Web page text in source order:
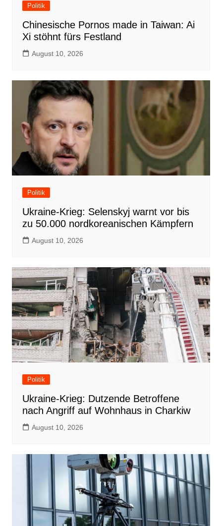
Politik
Chinesische Pornos made in Taiwan: Ai
Xi stöhnt fürs Festland
August 10, 2026
Politik
Ukraine-Krieg: Selenskyj warnt vor bis
zu 50.000 nordkoreanischen Kämpfern
August 10, 2026
Politik
Ukraine-Krieg: Dutzende Betroffene
nach Angriff auf Wohnhaus in Charkiw
August 10, 2026